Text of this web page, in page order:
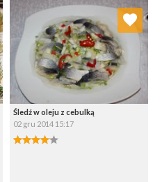
Śledź w oleju z cebulką
02 gru 2014 15:17
Dodaj do ulubionych
Wybierz listę: